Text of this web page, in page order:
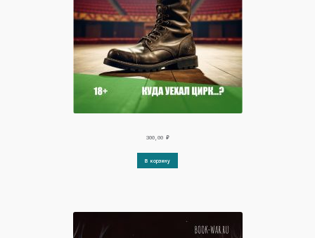
300,00 ₽
В корзину